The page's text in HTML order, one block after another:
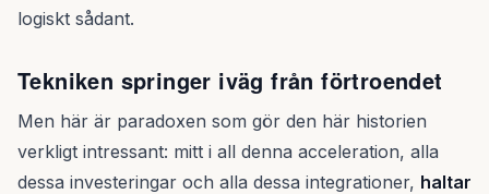
logiskt sådant.
Tekniken springer iväg från förtroendet
Men här är paradoxen som gör den här historien
verkligt intressant: mitt i all denna acceleration, alla
dessa investeringar och alla dessa integrationer, haltar